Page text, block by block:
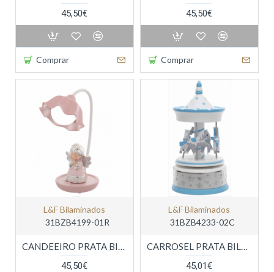
45,50€
Comprar
45,50€
Comprar
L&f Bilaminados
31BZB4199-01R
CANDEEIRO PRATA BILAMINADA LUZ PRESENÇA
45,50€
L&f Bilaminados
31BZB4233-02C
CARROSEL PRATA BILAMINADA
45,01€